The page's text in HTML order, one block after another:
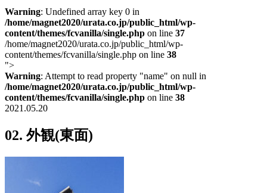
Warning: Undefined array key 0 in
/home/magnet2020/urata.co.jp/public_html/wp-
content/themes/fcvanilla/single.php on line 37
/home/magnet2020/urata.co.jp/public_html/wp-
content/themes/fcvanilla/single.php on line 38
">
Warning: Attempt to read property "name" on null in
/home/magnet2020/urata.co.jp/public_html/wp-
content/themes/fcvanilla/single.php on line 38
2021.05.20
02. 外観(東面)